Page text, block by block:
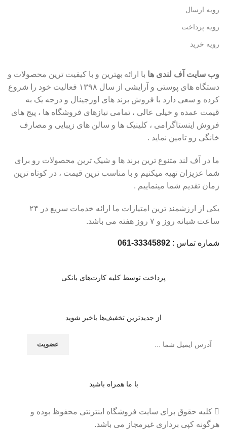
رویه ارسال
رویه پرداخت
رویه خرید
وب سایت آف لندی ها با ارائه بهترین و با کیفیت ترین محصولات و
دستگاه های پوستی و آرایشی از سال ۱۳۹۸ فعالیت خود را شروع
کرده و سعی دارد با فروش برند های اورجینال و درجه یک به
قیمت عمده و خیلی عالی ، تمامی نیازهای فروشگاه ها ، پیج های
فروش اینستاگرامی ، کلینیک ها و سالن های زیبایی و مصارف
خانگی رو تامین نماید .
ما در آف لند متنوع ترین برند ها و شیک ترین محصولات رو برای
شما عزیزان تهیه میکنیم و با مناسب ترین قیمت ، در کوتاه ترین
زمان تقدیم شما مینماییم .
یکی از ارزشمند ترین امتیازات ما ارائه خدمات سریع در ۲۴
ساعت شبانه روز و ۷ روز هفته می باشد.
شماره تماس : 33345892-061
پرداخت توسط کلیه کارت‌های بانکی
از جدیدترین تخفیف‌ها باخبر شوید
با ما همراه باشید
کلیه حقوق برای سایت فروشگاه اینترنتی محفوظ بوده و
هرگونه کپی برداری غیرمجاز می باشد.